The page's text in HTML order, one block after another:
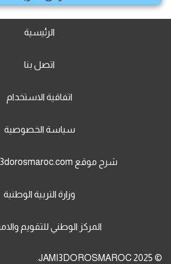
الرئيسية
اتصل بنا
اتفاقية الاستخدام
سياسة الخصوصية
شرح موقع www.jami3dorosmaroc.com
وزارة التربية الوطنية
المركز الوطني للتقويم
© 2025 JAMI3DOROSMAROC.